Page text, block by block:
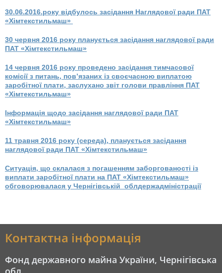
30.06.2016.року відбулось засідання Наглядової ради ПАТ
«Хімтекстильмаш»
30 червня 2016 року планується засідання наглядової ради
ПАТ «Хімтекстильмаш»
14 червня 2016 року проведено засідання тимчасової
комісії з питань, пов’язаних із своєчасною виплатою
заробітної плати, заслухано звіт голови правління ПАТ
«Хімтекстильмаш»
Інформація щодо засідання наглядової ради ПАТ
«Хімтекстильмаш»
11 травня 2016 року (середа), планується засідання
наглядової ради ПАТ «Хімтекстильмаш»
Ситуація, що склалася з погашенням заборгованості із
виплати заробітної плати на ПАТ «Хімтекстильмаш»
обговорювалася у Чернігівській облдержадміністрації
Контактна інформація
Фонд державного майна України, Чернігівська